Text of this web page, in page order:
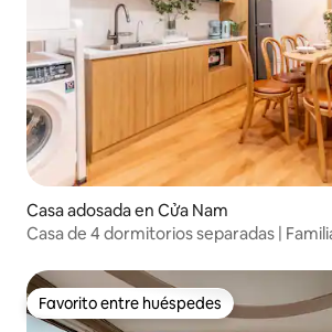
Casa adosada en Cửa Nam
Casa de 4 dormitorios separadas |
Favorito entre huéspedes
Favorito entre huéspedes